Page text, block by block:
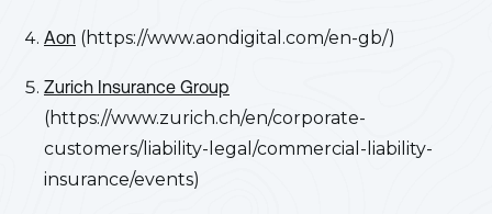
Aon (https://www.aondigital.com/en-gb/)
Zurich Insurance Group
(https://www.zurich.ch/en/corporate-
customers/liability-legal/commercial-liability-
insurance/events)